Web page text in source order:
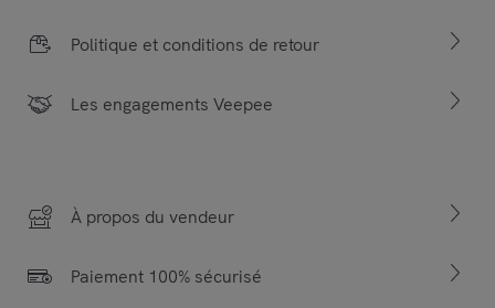
Politique et conditions de retour
Les engagements Veepee
À propos du vendeur
Paiement 100% sécurisé